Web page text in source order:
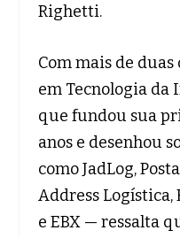
Righetti.
Com mais de
em Tecnologia da
que fundou sua
anos e desenhou
como JadLog,
Address Logística,
e EBX — ressalta